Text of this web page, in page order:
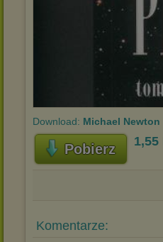
Download: Michael
Pobierz 1,55
Komentarze: